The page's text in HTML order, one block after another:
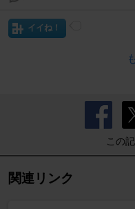
イイね！
この
関連リンク